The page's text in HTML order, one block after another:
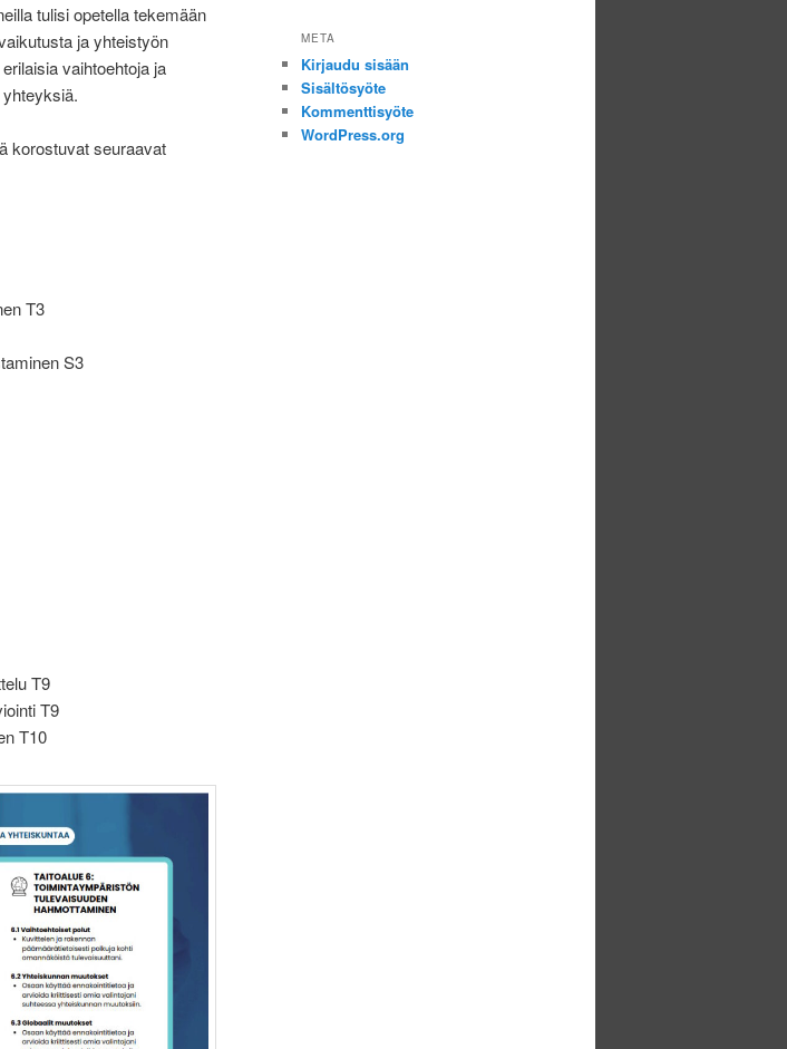
tulisi opetella tekemään
ja yhteistyön
vaihtoehtoja ja
korostuvat seuraavat
T3
S3
T9
T9
T10
META
Kirjaudu sisään
Sisältösyöte
Kommenttisyöte
WordPress.org